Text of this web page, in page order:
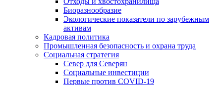
Биоразнообразие
Экологические показатели по зарубежным
активам
Кадровая политика
Промышленная безопасность и охрана труда
Социальная стратегия
Север для Северян
Социальные инвестиции
Первые против COVID‑19